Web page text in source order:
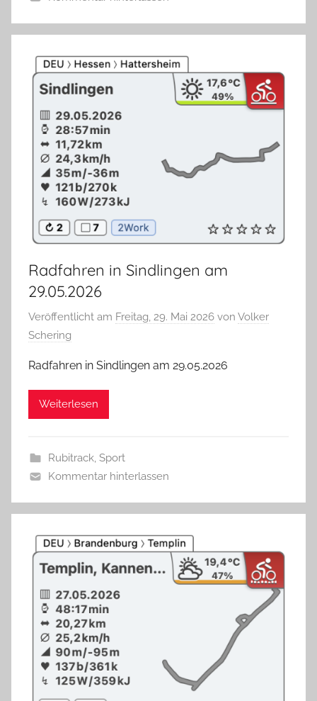
Radfahren in Sindlingen am
29.05.2026
Veröffentlicht am Freitag, 29. Mai 2026 von Volker
Schering
Radfahren in Sindlingen am 29.05.2026
Weiterlesen
Rubitrack, Sport
Kommentar hinterlassen